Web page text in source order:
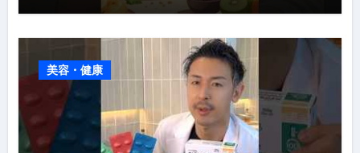
美容・健康